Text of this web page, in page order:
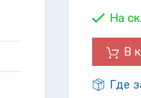
На
В
Где